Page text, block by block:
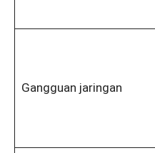
Gangguan jaringan